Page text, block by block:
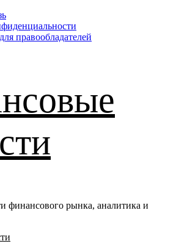
правообладателей
финансового рынка, аналитика и